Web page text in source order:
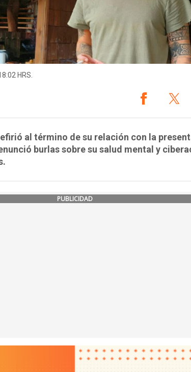
HRS.
al término de su relación con la
burlas sobre su salud mental y
PUBLICIDAD